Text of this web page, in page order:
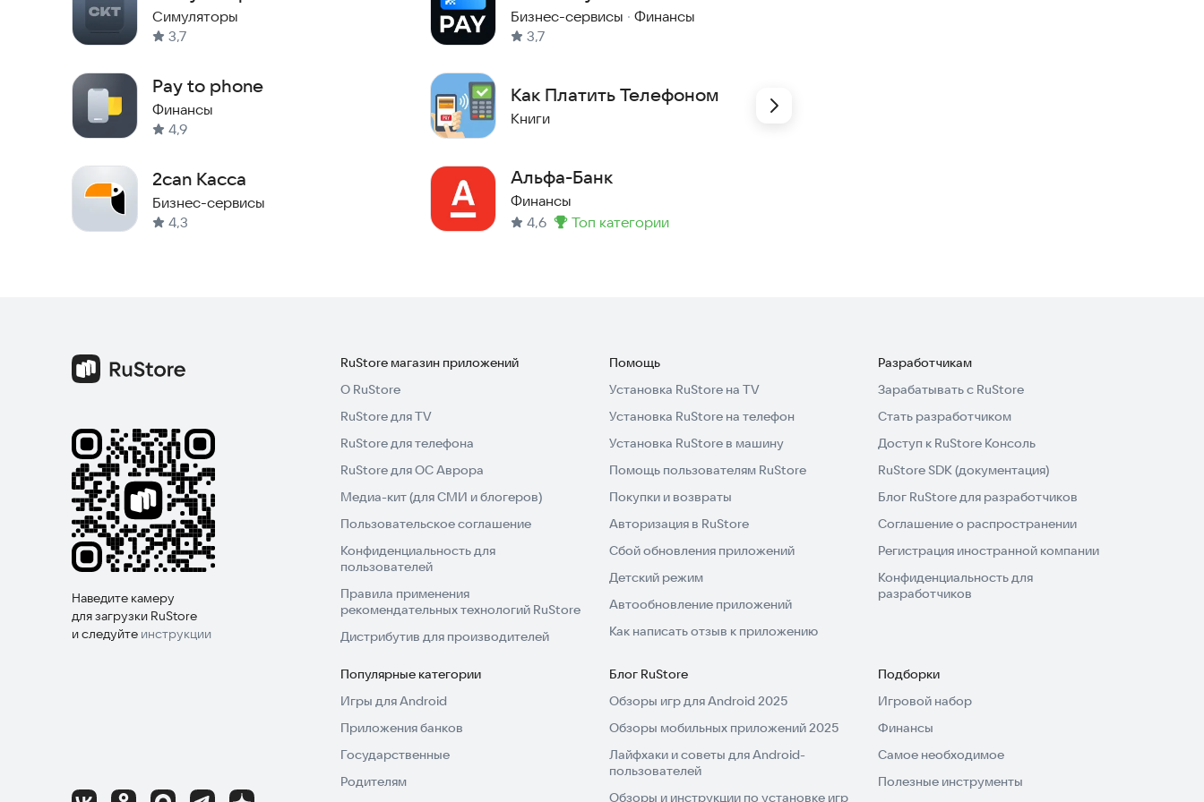
Терминала
Симуляторы
3,7
Pay to phone
Финансы
4,9
2can Касса
Бизнес-сервисы
4,3
Бизнес-сервисы · Финансы
3,7
Как Платить Телефоном
Книги
Альфа-Банк
Финансы
4,6
Метка :
топ категории
Наведите камеру
для загрузки RuStore
и следуйте инструкции
RuStore магазин приложений
О RuStore
RuStore для TV
RuStore для телефона
RuStore для ОС Аврора
Медиа-кит (для СМИ и блогеров)
Пользовательское соглашение
Конфиденциальность для
пользователей
Правила применения
рекомендательных технологий RuStore
Дистрибутив для производителей
Помощь
Установка RuStore на TV
Установка RuStore на телефон
Установка RuStore в машину
Помощь пользователям RuStore
Покупки и возвраты
Авторизация в RuStore
Сбой обновления приложений
Детский режим
Автообновление приложений
Как написать отзыв к приложению
Разработчикам
Зарабатывать с RuStore
Стать разработчиком
Доступ к RuStore Консоль
RuStore SDK (документация)
Блог RuStore для разработчиков
Соглашение о распространении
Регистрация иностранной компании
Конфиденциальность для
разработчиков
Популярные категории
Игры для Android
Приложения банков
Государственные
Родителям
Блог RuStore
Обзоры игр для Android 2025
Обзоры мобильных приложений 2025
Лайфхаки и советы для Android-
пользователей
Обзоры и инструкции по установке игр
Подборки
Игровой набор
Финансы
Самое необходимое
Полезные инструменты